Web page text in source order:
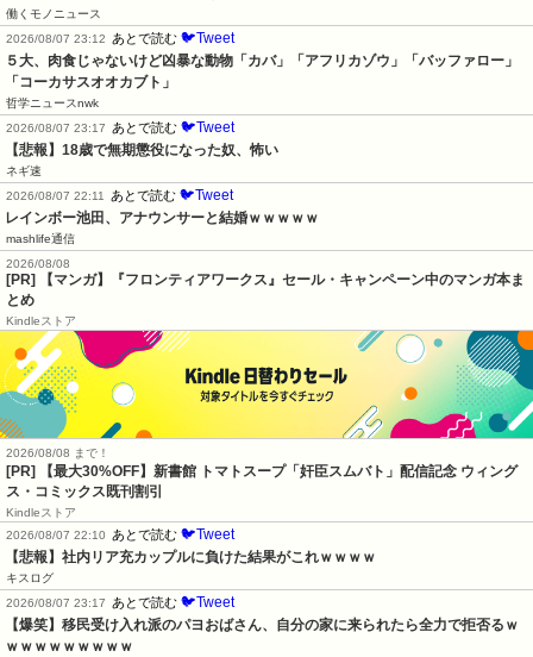
働くモノニュース
2026/08/07 23:12
あとで読む 🐦Tweet
５大、肉食じゃないけど凶暴な動物「カバ」「アフリカゾウ」「バッファロー」
「コーカサスオオカブト」
哲学ニュースnwk
2026/08/07 23:17
あとで読む 🐦Tweet
【悲報】18歳で無期懲役になった奴、怖い
ネギ速
2026/08/07 22:11
あとで読む 🐦Tweet
レインボー池田、アナウンサーと結婚ｗｗｗｗｗ
mashlife通信
2026/08/08
[PR] 【マンガ】『フロンティアワークス』セール・キャンペーン中のマンガ本ま
とめ
Kindleストア
2026/08/08 まで！
[PR] 【最大30%OFF】新書館 トマトスープ「奸臣スムバト」配信記念 ウィング
ス・コミックス既刊割引
Kindleストア
2026/08/07 22:10
あとで読む 🐦Tweet
【悲報】社内リア充カップルに負けた結果がこれｗｗｗｗ
キスログ
2026/08/07 23:17
あとで読む 🐦Tweet
【爆笑】移民受け入れ派のパヨおばさん、自分の家に来られたら全力で拒否るｗ
ｗｗｗｗｗｗｗｗｗ